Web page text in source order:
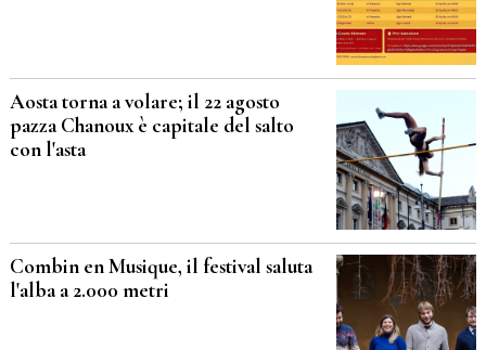
Aosta torna a volare; il 22 agosto
pazza Chanoux è capitale del salto
con l'asta
Combin en Musique, il festival saluta
l'alba a 2.000 metri